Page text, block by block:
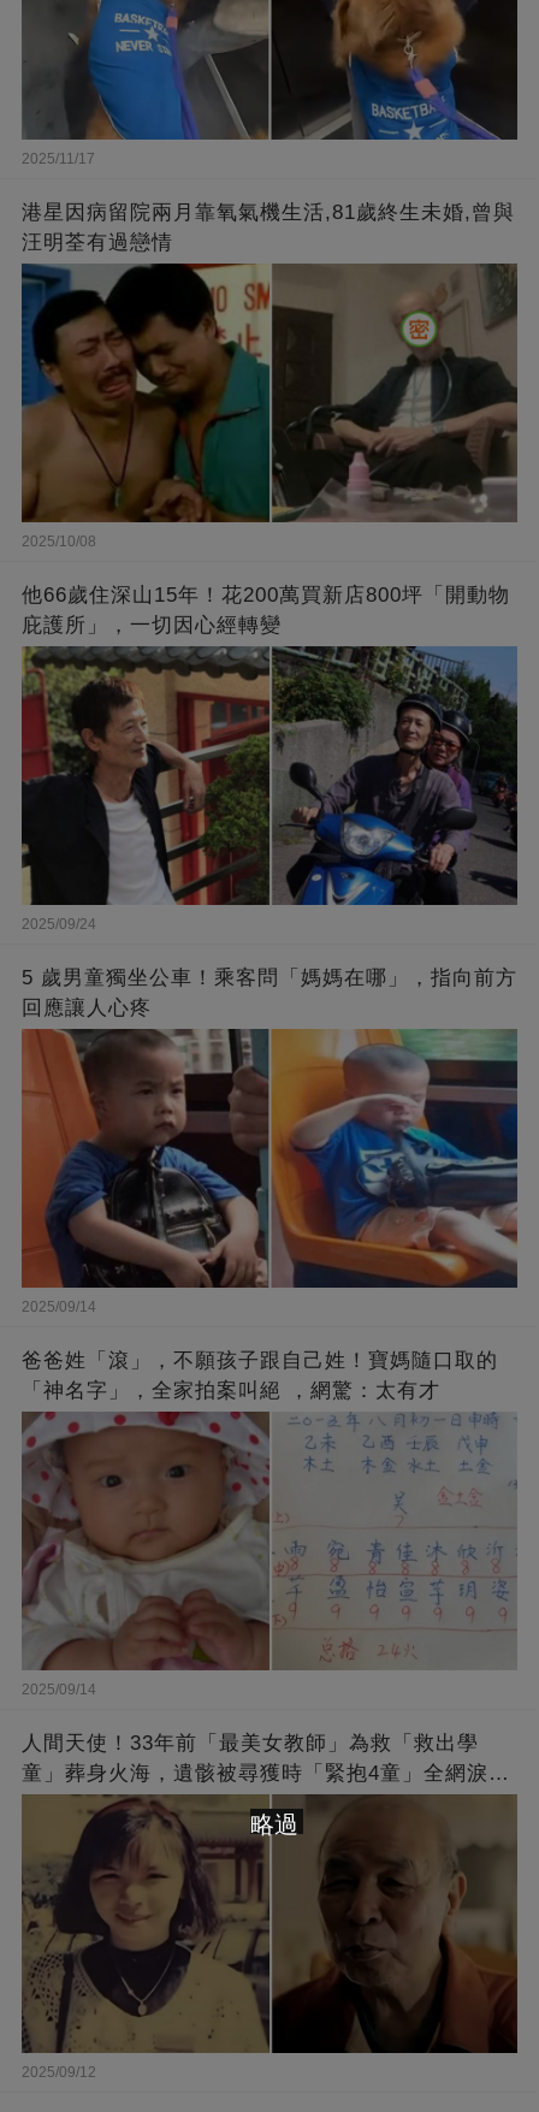
2025/11/17
港星因病留院兩月靠氧氣機生活,81歲終生未婚,曾與
汪明荃有過戀情
2025/10/08
他66歲住深山15年！花200萬買新店800坪「開動物
庇護所」，一切因心經轉變
2025/09/24
5 歲男童獨坐公車！乘客問「媽媽在哪」，指向前方
回應讓人心疼
2025/09/14
爸爸姓「滾」，不願孩子跟自己姓！寶媽隨口取的
「神名字」，全家拍案叫絕 ，網驚：太有才
2025/09/14
人間天使！33年前「最美女教師」為救「救出學
童」葬身火海，遺骸被尋獲時「緊抱4童」全網淚
崩：真正的英雄不該被遺忘
2025/09/12
略過